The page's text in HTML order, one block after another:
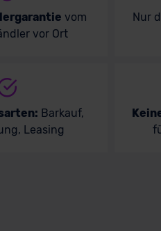
vom
vor Ort
Nur
Barkauf,
Leasing